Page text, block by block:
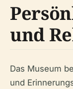
und
Das Museum
und